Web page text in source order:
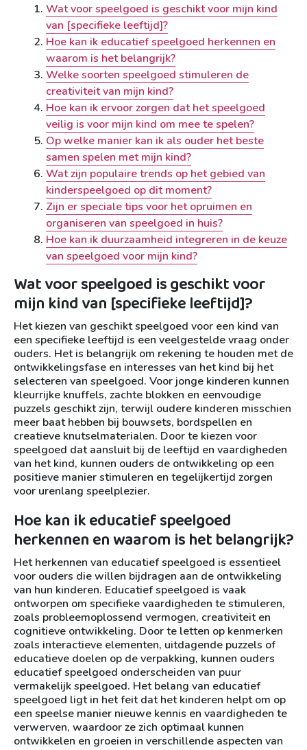
Wat voor speelgoed is geschikt voor mijn kind
van [specifieke leeftijd]?
Hoe kan ik educatief speelgoed herkennen en
waarom is het belangrijk?
Welke soorten speelgoed stimuleren de
creativiteit van mijn kind?
Hoe kan ik ervoor zorgen dat het speelgoed
veilig is voor mijn kind om mee te spelen?
Op welke manier kan ik als ouder het beste
samen spelen met mijn kind?
Wat zijn populaire trends op het gebied van
kinderspeelgoed op dit moment?
Zijn er speciale tips voor het opruimen en
organiseren van speelgoed in huis?
Hoe kan ik duurzaamheid integreren in de keuze
van speelgoed voor mijn kind?
Wat voor speelgoed is geschikt voor
mijn kind van [specifieke leeftijd]?
Het kiezen van geschikt speelgoed voor een kind van
een specifieke leeftijd is een veelgestelde vraag onder
ouders. Het is belangrijk om rekening te houden met de
ontwikkelingsfase en interesses van het kind bij het
selecteren van speelgoed. Voor jonge kinderen kunnen
kleurrijke knuffels, zachte blokken en eenvoudige
puzzels geschikt zijn, terwijl oudere kinderen misschien
meer baat hebben bij bouwsets, bordspellen en
creatieve knutselmaterialen. Door te kiezen voor
speelgoed dat aansluit bij de leeftijd en vaardigheden
van het kind, kunnen ouders de ontwikkeling op een
positieve manier stimuleren en tegelijkertijd zorgen
voor urenlang speelplezier.
Hoe kan ik educatief speelgoed
herkennen en waarom is het belangrijk?
Het herkennen van educatief speelgoed is essentieel
voor ouders die willen bijdragen aan de ontwikkeling
van hun kinderen. Educatief speelgoed is vaak
ontworpen om specifieke vaardigheden te stimuleren,
zoals probleemoplossend vermogen, creativiteit en
cognitieve ontwikkeling. Door te letten op kenmerken
zoals interactieve elementen, uitdagende puzzels of
educatieve doelen op de verpakking, kunnen ouders
educatief speelgoed onderscheiden van puur
vermakelijk speelgoed. Het belang van educatief
speelgoed ligt in het feit dat het kinderen helpt om op
een speelse manier nieuwe kennis en vaardigheden te
verwerven, waardoor ze zich optimaal kunnen
ontwikkelen en groeien in verschillende aspecten van